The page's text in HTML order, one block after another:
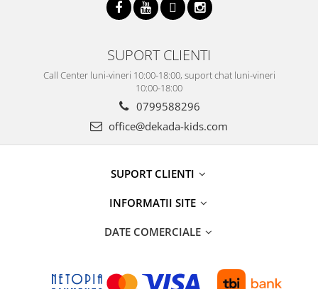
SUPORT CLIENTI
Call Center luni-vineri 10:00-18:00, suport chat luni-vineri
10:00-18:00
0799588296
office@dekada-kids.com
SUPORT CLIENTI
INFORMATII SITE
DATE COMERCIALE